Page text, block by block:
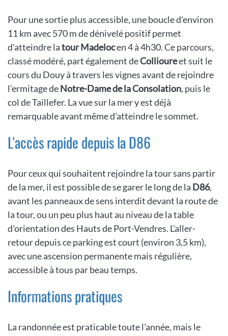
Pour une sortie plus accessible, une boucle d'environ
11 km avec 570 m de dénivelé positif permet
d'atteindre latour Madelocen 4 à 4h30. Ce parcours,
classé modéré, part également deCollioureet suit le
cours du Douy à travers les vignes avant de rejoindre
l'ermitage deNotre-Dame de la Consolation, puis le
col de Taillefer. La vue sur la mer y est déjà
remarquable avant même d'atteindre le sommet.
L'accès rapide depuis la D86
Pour ceux qui souhaitent rejoindre la tour sans partir
de la mer, il est possible de se garer le long de la D86,
avant les panneaux de sens interdit devant la route de
la tour, ou un peu plus haut au niveau de la table
d'orientation des Hauts de Port-Vendres. L'aller-
retour depuis ce parking est court (environ 3,5 km),
avec une ascension permanente mais régulière,
accessible à tous par beau temps.
Informations pratiques
La randonnée est praticable toute l'année, mais le